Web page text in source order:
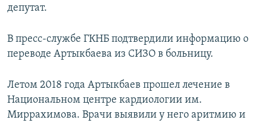
депутат.
В пресс-службе ГКНБ подтвердили информацию о
переводе Артыкбаева из СИЗО в больницу.
Летом 2018 года Артыкбаев прошел лечение в
Национальном центре кардиологии им.
Миррахимова. Врачи выявили у него аритмию и